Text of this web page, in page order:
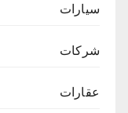
سيارات
شركات
عقارات